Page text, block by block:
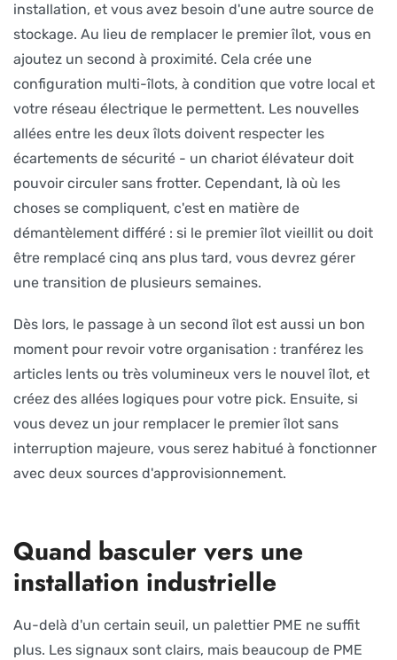
installation, et vous avez besoin d'une autre source de
stockage. Au lieu de remplacer le premier îlot, vous en
ajoutez un second à proximité. Cela crée une
configuration multi-îlots, à condition que votre local et
votre réseau électrique le permettent. Les nouvelles
allées entre les deux îlots doivent respecter les
écartements de sécurité - un chariot élévateur doit
pouvoir circuler sans frotter. Cependant, là où les
choses se compliquent, c'est en matière de
démantèlement différé : si le premier îlot vieillit ou doit
être remplacé cinq ans plus tard, vous devrez gérer
une transition de plusieurs semaines.
Dès lors, le passage à un second îlot est aussi un bon
moment pour revoir votre organisation : tranférez les
articles lents ou très volumineux vers le nouvel îlot, et
créez des allées logiques pour votre pick. Ensuite, si
vous devez un jour remplacer le premier îlot sans
interruption majeure, vous serez habitué à fonctionner
avec deux sources d'approvisionnement.
Quand basculer vers une
installation industrielle
Au-delà d'un certain seuil, un palettier PME ne suffit
plus. Les signaux sont clairs, mais beaucoup de PME